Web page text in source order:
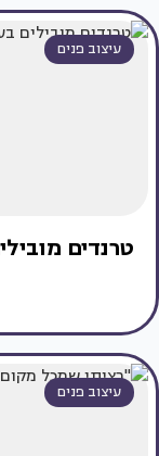
עיצוב פנים
טרנדים
עיצוב פנים